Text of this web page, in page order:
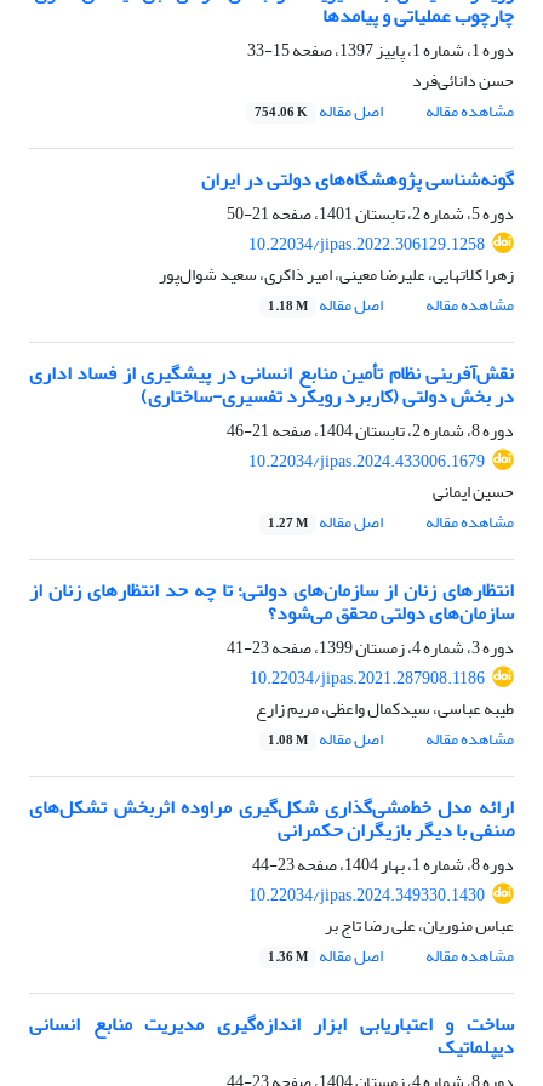
چارچوب عملیاتی و پیامدها
دوره 1، شماره 1، پاییز 1397، صفحه
15-33
حسن دانائی‌فرد
مشاهده مقاله
اصل مقاله 754.06 K
گونه‌شناسی پژوهشگاه‌های دولتی در ایران
دوره 5، شماره 2، تابستان 1401، صفحه
21-50
10.22034/jipas.2022.306129.1258
زهرا کلاتهایی، علیرضا معینی، امیر ذاکری، سعید شوال‌پور
مشاهده مقاله
اصل مقاله 1.18 M
نقش‌آفرینی نظام تأمین منابع انسانی در پیشگیری از فساد اداری
در بخش دولتی (کاربرد رویکرد تفسیری-ساختاری)
دوره 8، شماره 2، تابستان 1404، صفحه
21-46
10.22034/jipas.2024.433006.1679
حسین ایمانی
مشاهده مقاله
اصل مقاله 1.27 M
انتظارهای‌ زنان از سازمان‌های دولتی؛ تا چه حد انتظارهای‌ زنان از
سازمان‌های دولتی محقق می‌شود؟
دوره 3، شماره 4، زمستان 1399، صفحه
23-41
10.22034/jipas.2021.287908.1186
طیبه عباسی، سیدکمال واعظی، مریم زارع
مشاهده مقاله
اصل مقاله 1.08 M
ارائه مدل خط‌مشی‌گذاری شکل‌گیری مراوده اثربخش تشکل‌های
صنفی با دیگر بازیگران حکمرانی
دوره 8، شماره 1، بهار 1404، صفحه
23-44
10.22034/jipas.2024.349330.1430
عباس منوریان، علی رضا تاج بر
مشاهده مقاله
اصل مقاله 1.36 M
ساخت و اعتباریابی ابزار اندازه‌گیری مدیریت منابع انسانی
دیپلماتیک